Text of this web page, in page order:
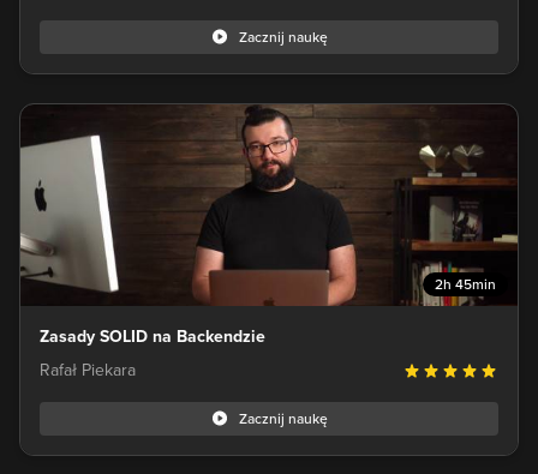
Zacznij naukę
2h 45min
Zasady SOLID na Backendzie
Rafał Piekara
Zacznij naukę